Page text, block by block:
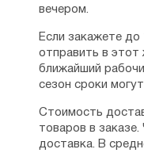
вечером.
Если закажете
отправить в
ближайший
сезон сроки
Стоимость
товаров в
доставка. В